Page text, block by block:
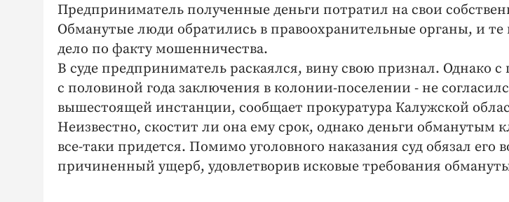
Предприниматель полученные деньги потратил на свои
Обманутые люди обратились в правоохранительные органы, и те
дело по факту мошенничества.
В суде предприниматель раскаялся, вину свою признал. Однако с
с половиной года заключения в колонии-поселении - не
вышестоящей инстанции, сообщает прокуратура Калужской
Неизвестно, скостит ли она ему срок, однако деньги обманутым
все-таки придется. Помимо уголовного наказания суд обязал его
причиненный ущерб, удовлетворив исковые требования